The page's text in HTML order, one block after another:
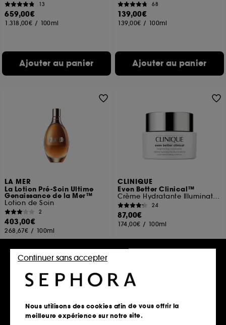
13
659,00€
1.318,00€ / 100ml
Ajouter au panier
68
139,00€
139,00€ / 100ml
Ajouter au panier
LA MER
La Lotion Pré-Soin Ultime
Genaissance de la Mer™
Lotion de Soin
2
403,00€
268,67€ / 100ml
Ajouter au panier
CLINIQUE
Even Better Clinical™
Crème Hydratante Illuminatrice Anti-taches
24
87,00€
174,00€ / 100ml
Nous utilisons des cookies afin de vous offrir la
meilleure expérience sur notre site.
Continuer sans accepter